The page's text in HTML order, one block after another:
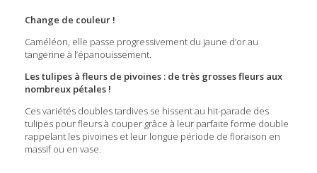
Change de couleur !
Caméléon, elle passe progressivement du jaune d’or au
tangerine à l’épanouissement.
Les tulipes à fleurs de pivoines : de très grosses fleurs aux
nombreux pétales !
Ces variétés doubles tardives se hissent au hit-parade des
tulipes pour fleurs à couper grâce à leur parfaite forme double
rappelant les pivoines et leur longue période de floraison en
massif ou en vase.